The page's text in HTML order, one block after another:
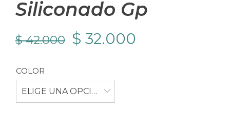
Siliconado Gp
$42.000 El
original
era:
$ 32.000
COLOR
ELIGE UNA OPCIÓN